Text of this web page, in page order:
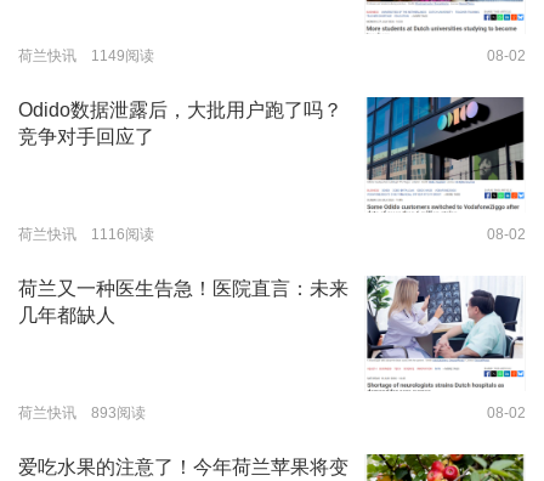
荷兰快讯 1149阅读 08-02
Odido数据泄露后，大批用户跑了吗？
竞争对手回应了
荷兰快讯 1116阅读 08-02
荷兰又一种医生告急！医院直言：未来
几年都缺人
荷兰快讯 893阅读 08-02
爱吃水果的注意了！今年荷兰苹果将变